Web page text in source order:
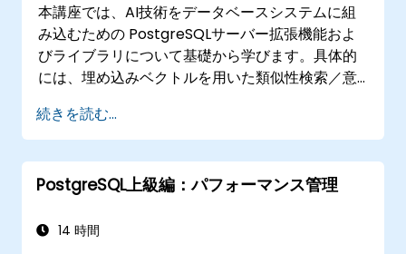
監視および可観測性向上に用いられる外部ツ
ールを調査・活用できる。
本講座では、AI技術をデータベースシステムに組
み込むための PostgreSQLサーバー拡張機能およ
びライブラリについて基礎から学びます。具体的
には、埋め込みベクトルを用いた類似性検索／意
してRetrieval-Augmented
Generation（RAG）といった技術です。受講生
は PgVector および PgAI のインストール方法を
学び、ベクトル埋め込みの生成と登録、ベクトル
RAGの実装も体験します。さらに Python または
続きを読む...
PostgreSQL上級編：パフォーマンス管理
14 時間